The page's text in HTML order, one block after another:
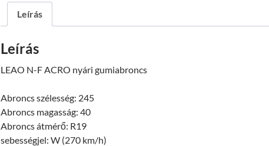
Leírás
Leírás
LEAO N-F ACRO nyári gumiabroncs
Abroncs szélesség: 245
Abroncs magasság: 40
Abroncs átmérő: R19
sebességjel: W (270 km/h)